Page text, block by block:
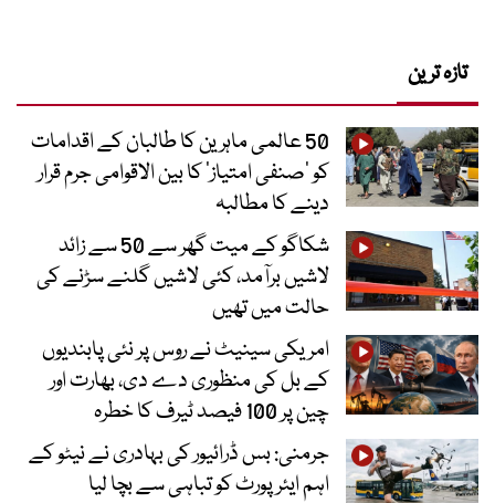
تازہ ترین
50 عالمی ماہرین کا طالبان کے اقدامات
کو ’صنفی امتیاز‘ کا بین الاقوامی جرم قرار
دینے کا مطالبہ
شکاگو کے میت گھر سے 50 سے زائد
لاشیں برآمد، کئی لاشیں گلنے سڑنے کی
حالت میں تھیں
امریکی سینیٹ نے روس پر نئی پابندیوں
کے بل کی منظوری دے دی، بھارت اور
چین پر 100 فیصد ٹیرف کا خطرہ
جرمنی: بس ڈرائیور کی بہادری نے نیٹو کے
اہم ایئرپورٹ کو تباہی سے بچا لیا